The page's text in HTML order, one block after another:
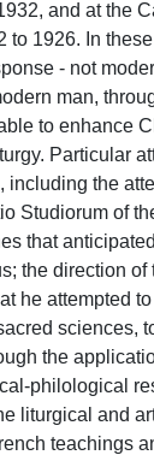
and at the
to 1926. In
- not
man,
to enhance
Particular
including the
Studiorum of
that
the direction of
he attempted
sciences,
the
philological
liturgical and
teachings